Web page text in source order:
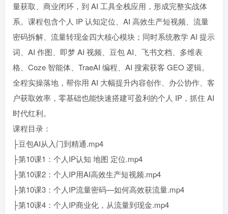
量获取、商业闭环，到 AI 工具全栈应用，形成完整实战体
系。课程包含个人 IP 认知定位、AI 高效生产短视频、流量
密码拆解、流量转现金四大核心模块；同时系统教学 AI 提示
词、AI 作图、即梦 AI 视频、豆包 AI、飞书文档、多维表
格、Coze 智能体、TraeAI 编程、AI 搜索获客 GEO 逻辑。
全程实操落地，帮你用 AI 大幅提升内容创作、办公协作、客
户获取效率，零基础也能快速搭建可盈利的个人 IP，抓住 AI
时代红利。
课程目录：
├豆包AI从入门到精通.mp4
├第10课1：个人IP认知 地图 定位.mp4
├第10课2：个人IP用AI高效生产短视频.mp4
├第10课3：个人IP流量密码—如何高效获流量.mp4
├第10课4：个人IP商业化，从流量到现金.mp4